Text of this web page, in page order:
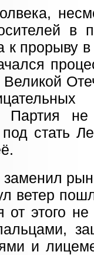
в
к прорыву
Партия
стать
заменил
ветер
от этого
и